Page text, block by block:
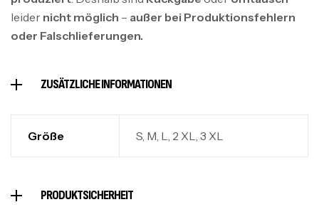
leider nicht möglich – außer bei Produktionsfehlern
oder Falschlieferungen.
ZUSÄTZLICHE INFORMATIONEN
Größe S, M, L, 2 XL, 3 XL
PRODUKTSICHERHEIT